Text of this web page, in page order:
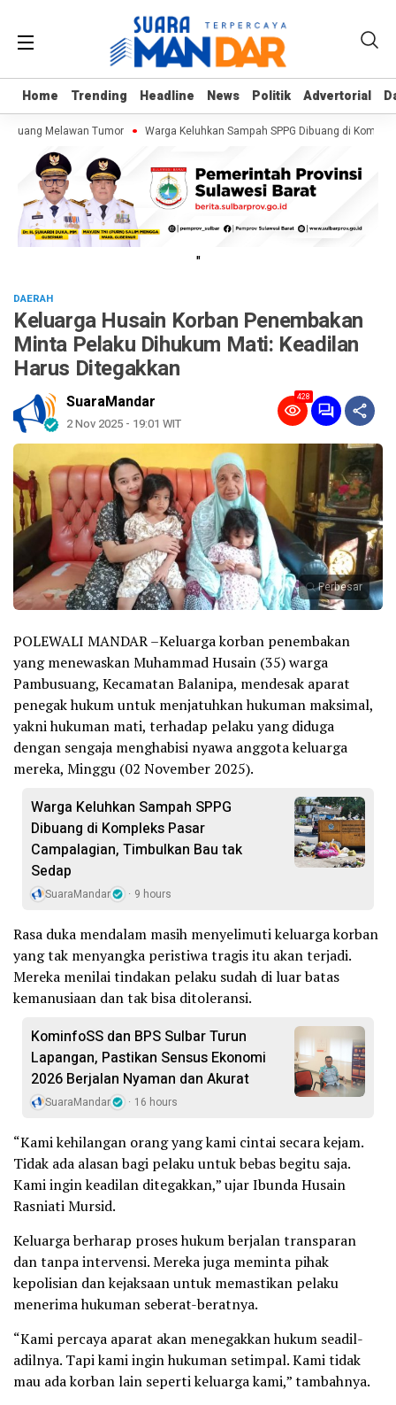
Home Trending Headline News Politik Advertorial
Home Trending Headline News Politik Advertorial
Melawan Tumor Warga Keluhkan Sampah SPPG Dibuang di
"
DAERAH
Keluarga Husain Korban Penembakan
Minta Pelaku Dihukum Mati: Keadilan
Harus Ditegakkan
SuaraMandar
2 Nov 2025 - 19:01 WIT
428
Perbesar
POLEWALI MANDAR –Keluarga korban penembakan
yang menewaskan Muhammad Husain (35) warga
Pambusuang, Kecamatan Balanipa, mendesak aparat
penegak hukum untuk menjatuhkan hukuman maksimal,
yakni hukuman mati, terhadap pelaku yang diduga
dengan sengaja menghabisi nyawa anggota keluarga
mereka, Minggu (02 November 2025).
Warga Keluhkan Sampah SPPG
Dibuang di Kompleks Pasar
Campalagian, Timbulkan Bau tak
Sedap
SuaraMandar 9 hours
Rasa duka mendalam masih menyelimuti keluarga korban
yang tak menyangka peristiwa tragis itu akan terjadi.
Mereka menilai tindakan pelaku sudah di luar batas
kemanusiaan dan tak bisa ditoleransi.
KominfoSS dan BPS Sulbar Turun
Lapangan, Pastikan Sensus Ekonomi
2026 Berjalan Nyaman dan Akurat
SuaraMandar 16 hours
“Kami kehilangan orang yang kami cintai secara kejam.
Tidak ada alasan bagi pelaku untuk bebas begitu saja.
Kami ingin keadilan ditegakkan,” ujar Ibunda Husain
Rasniati Mursid.
Keluarga berharap proses hukum berjalan transparan
dan tanpa intervensi. Mereka juga meminta pihak
kepolisian dan kejaksaan untuk memastikan pelaku
menerima hukuman seberat-beratnya.
“Kami percaya aparat akan menegakkan hukum seadil-
adilnya. Tapi kami ingin hukuman setimpal. Kami tidak
mau ada korban lain seperti keluarga kami,” tambahnya.